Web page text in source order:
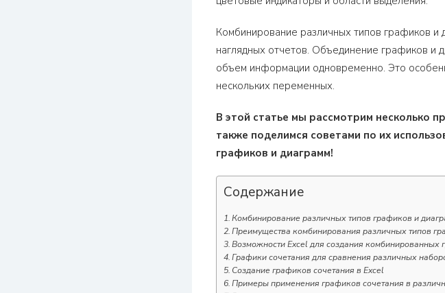
Комбинирование различных типов графиков и
наглядных отчетов. Объединение графиков и
объем информации одновременно. Это
нескольких переменных.
В этой статье мы рассмотрим несколько
также поделимся советами по их
графиков и диаграмм!
Содержание
Комбинирование различных типов графиков и
Преимущества комбинирования различных типов
Возможности Excel для создания комбинированных
Графики сочетания для сравнения различных
Создание графиков сочетания в Excel
Примеры применения графиков сочетания в